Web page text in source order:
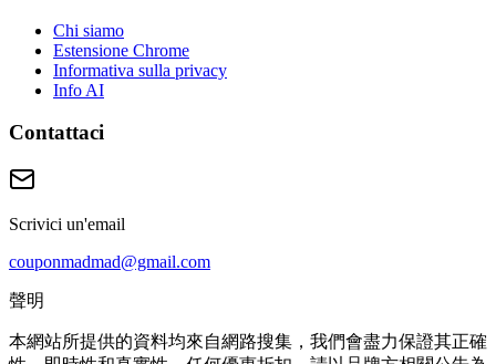
Chi siamo
Estensione Chrome
Informativa sulla privacy
Info AI
Contattaci
Scrivici un'email
couponmadmad@gmail.com
聲明
本網站所提供的資料均來自網路搜集，我們會盡力保證其正確